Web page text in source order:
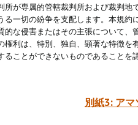
所が専属的管轄裁判所および裁判
る一切の紛争を支配します。本規
的な侵害またはその主張について
権利は、特別、独自、顕著な特徴
ることができないものであることを
別紙3: ア